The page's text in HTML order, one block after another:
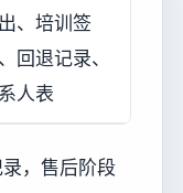
、培训签
回退记录、
人表
，售后阶段